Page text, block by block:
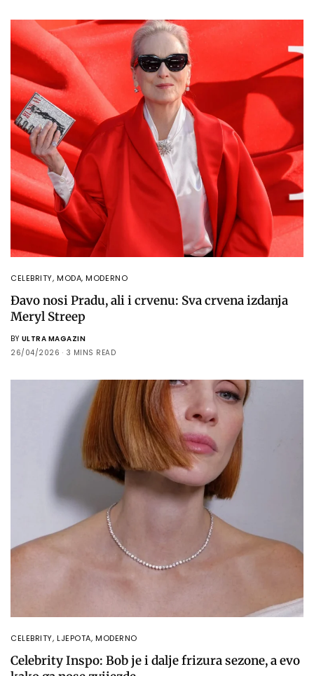
CELEBRITY,MODA,MODERNO
Đavo nosi Pradu, ali i crvenu: Sva crvena izdanja
Meryl Streep
BY ULTRA MAGAZIN
26/04/2026
3 MINS READ
CELEBRITY,LJEPOTA,MODERNO
Celebrity Inspo: Bob je i dalje frizura sezone, a evo